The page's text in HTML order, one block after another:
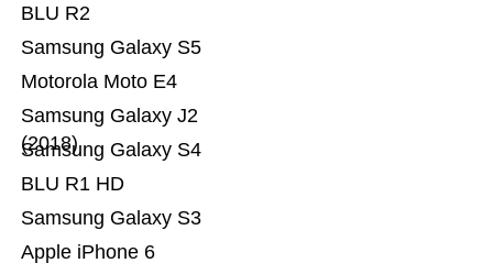
Apple iPhone 6
Samsung Galaxy S3
BLU R1 HD
Samsung Galaxy S4
Samsung Galaxy J2
(2018)
Motorola Moto E4
Samsung Galaxy S5
BLU R2